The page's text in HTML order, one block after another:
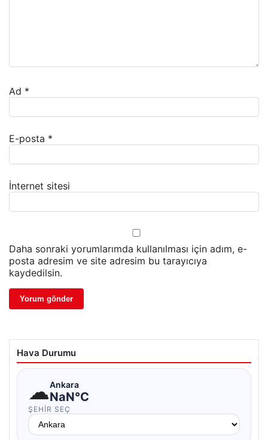
Ad *
E-posta *
İnternet sitesi
Daha sonraki yorumlarımda kullanılması için adım, e-
posta adresim ve site adresim bu tarayıcıya
kaydedilsin.
Hava Durumu
☁Ankara
NaN°C
ŞEHIR SEÇ